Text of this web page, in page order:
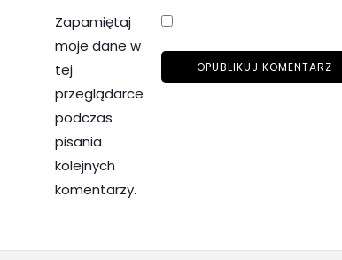
Zapamiętaj
moje dane w
tej
przeglądarce
podczas
pisania
kolejnych
komentarzy.